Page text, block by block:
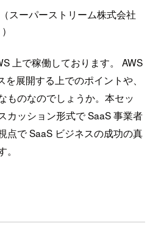
スーパーストリーム株式会社
上で稼働しております。 AWS
展開する上でのポイントや、
ものなのでしょうか。本セッ
カッション形式で SaaS 事業者
点で SaaS ビジネスの成功の真